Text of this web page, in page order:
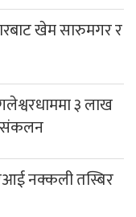
खेम सारुमगर र
३ लाख
संकलन
नक्कली तस्बिर